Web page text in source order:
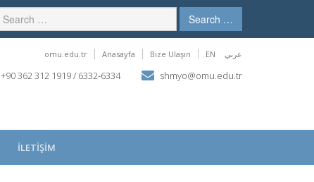
Search …
omu.edu.tr Anasayfa Bize Ulaşın EN عربي
+90 362 312 1919 / 6332-6334 shmyo@omu.edu.tr
İLETİŞİM